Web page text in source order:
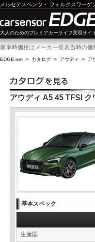
メルセデスベンツ ・ フォルクスワーゲ
大人のためのプレミアカーライフ実現サ
新車時価格はメーカー発表当時の価
EDGE.net > カタログ > アウディ > ア
アウディ A5 45 TFSI ク
基本スペック
生産国